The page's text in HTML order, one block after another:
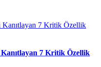
7 Kritik Özellik